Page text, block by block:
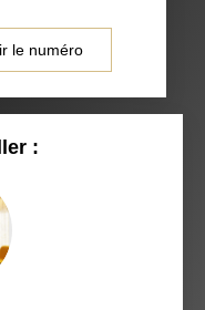
le numéro
: